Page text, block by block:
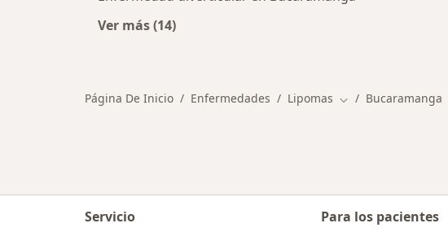
Ver más (14)
Página De Inicio Enfermedades Lipomas Cambiar de ciudad
Bucaramanga
Servicio
Para los pacientes